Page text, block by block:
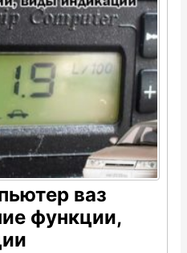
ваз
функции,